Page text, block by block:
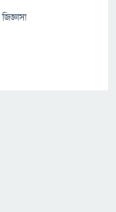
জিজ্ঞাসা